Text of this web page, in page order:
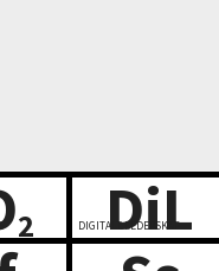
2 DiL
DIGITALT LEDERSKAP